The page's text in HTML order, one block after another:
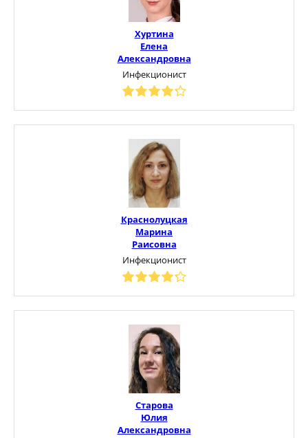
Хуртина
Елена
Александровна
Инфекционист
Краснолуцкая
Марина
Раисовна
Инфекционист
Старова
Юлия
Александровна